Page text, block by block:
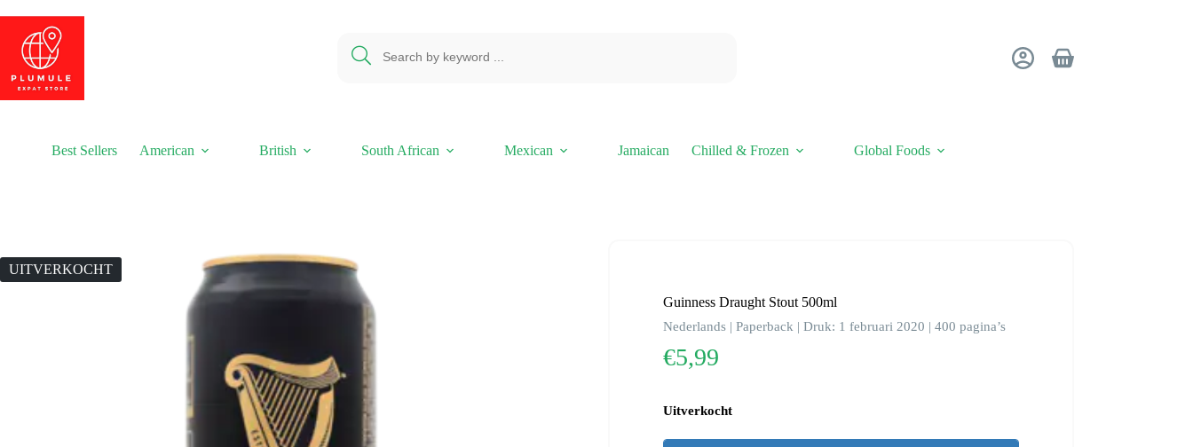
inhoud
Winkelwagen
Best Sellers American British South African Mexican Jamaican Chilled & Frozen Global Foods
UITVERKOCHT
Guinness Draught Stout 500ml
Nederlands | Paperback | Druk: 1 februari 2020 | 400 pagina’s
€5,99
Uitverkocht